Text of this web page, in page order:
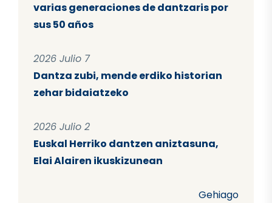
varias generaciones de dantzaris por
sus 50 años
2026 Julio 7
Dantza zubi, mende erdiko historian
zehar bidaiatzeko
2026 Julio 2
Euskal Herriko dantzen aniztasuna,
Elai Alairen ikuskizunean
Gehiago